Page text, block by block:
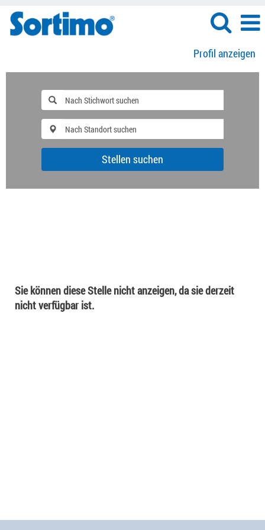
Profil anzeigen
Stellen suchen
Sie können diese Stelle nicht anzeigen, da sie derzeit
nicht verfügbar ist.